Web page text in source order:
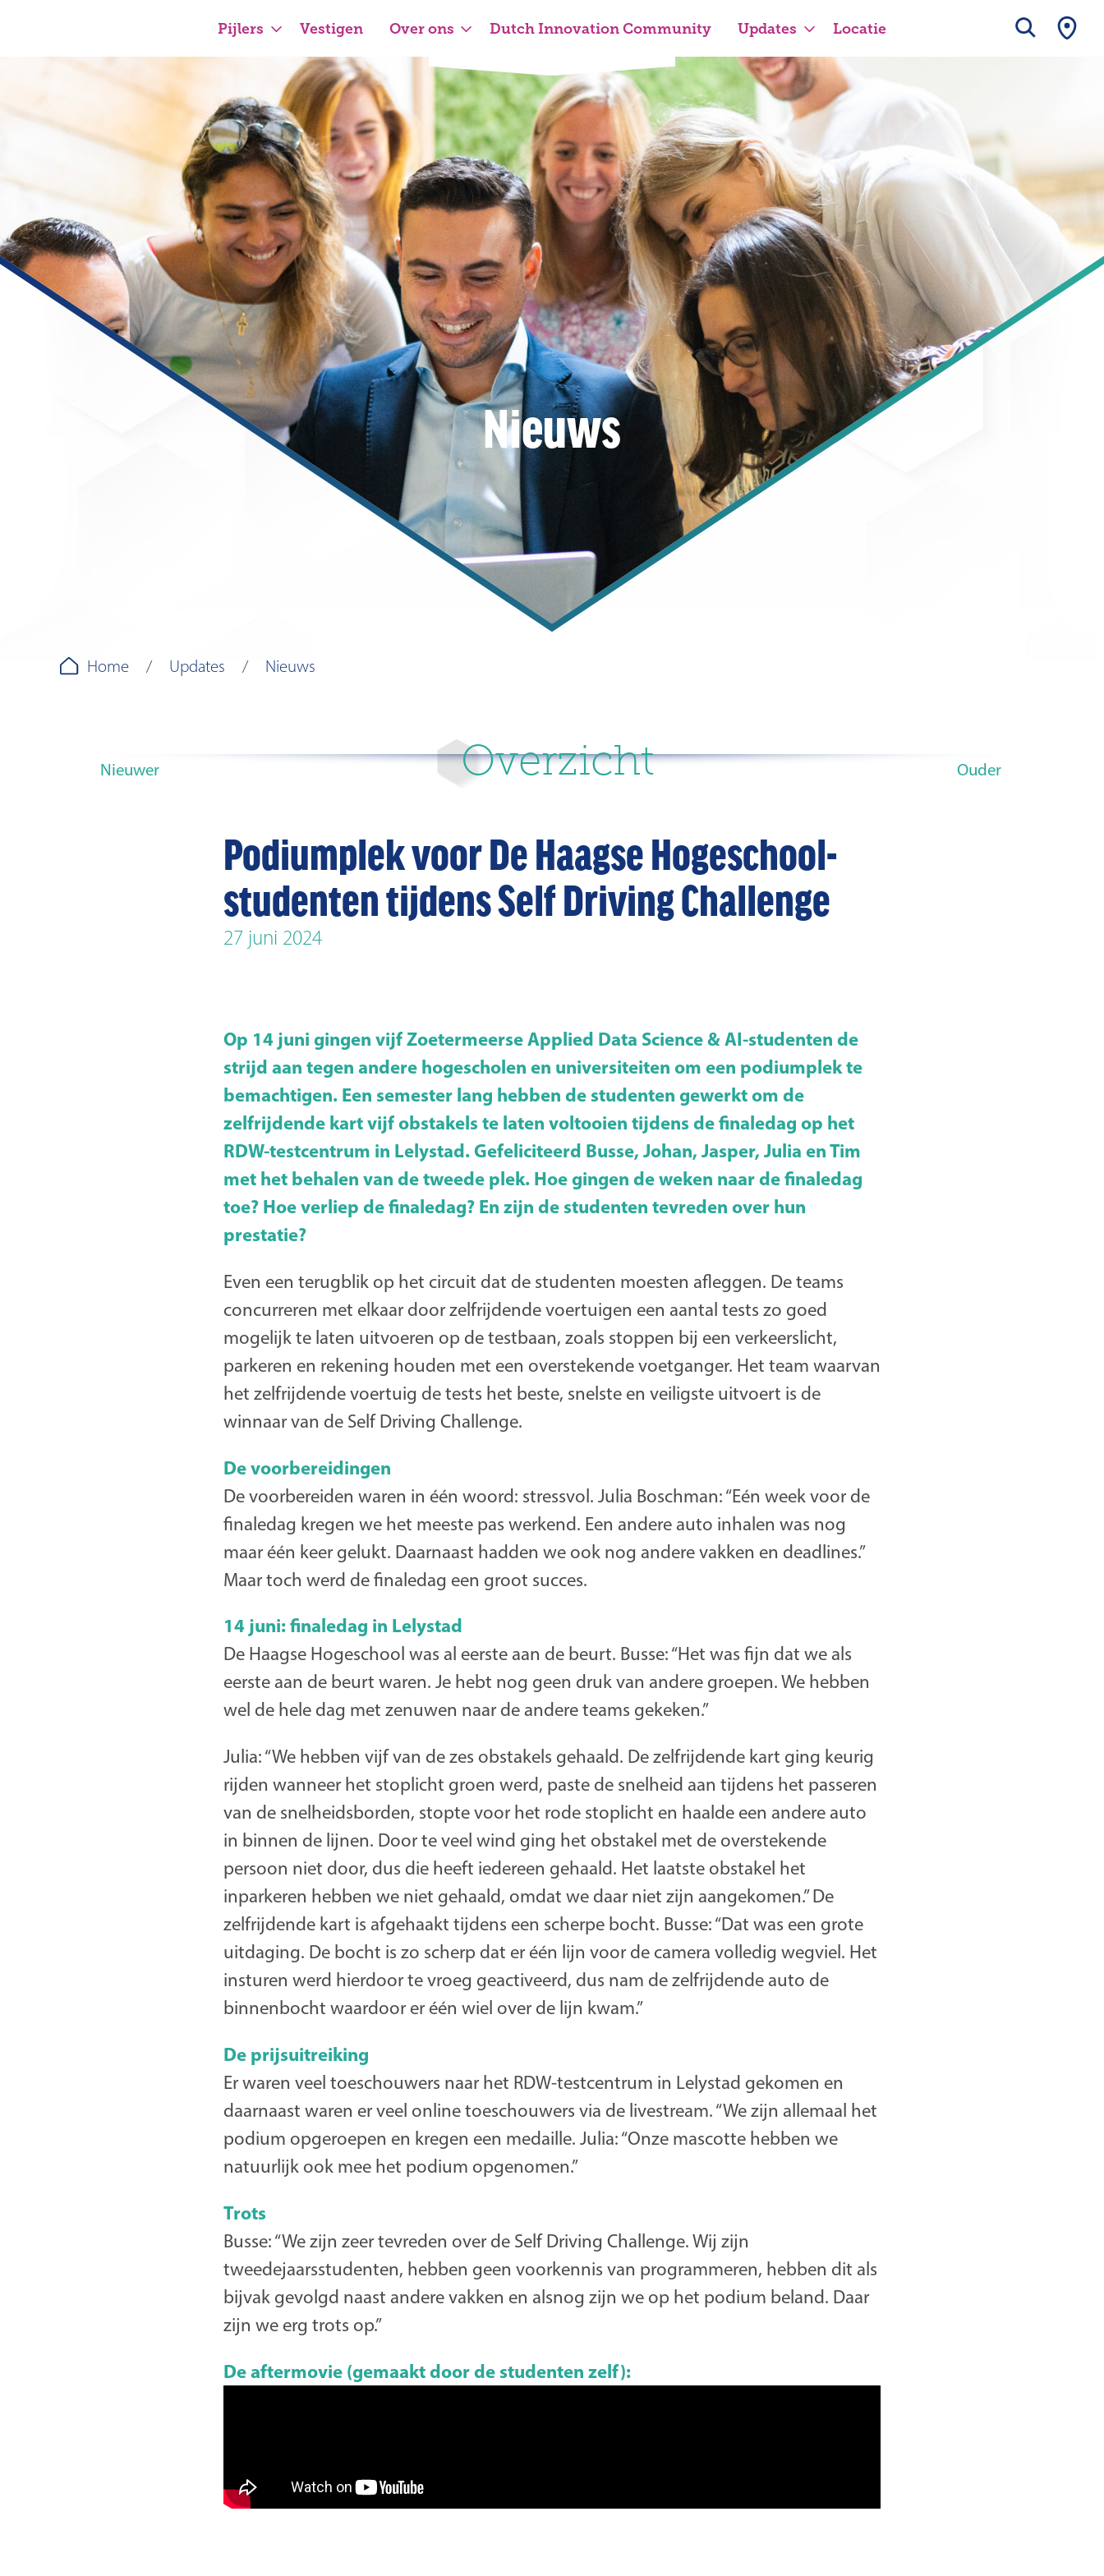
Pijlers Vestigen Over ons Dutch Innovation Community Updates Locatie
Nieuws
Home Updates Nieuws
Nieuwer Overzicht Ouder
Podiumplek voor De Haagse Hogeschool-
studenten tijdens Self Driving Challenge
27 juni 2024
Op 14 juni gingen vijf Zoetermeerse Applied Data Science & AI-studenten de
strijd aan tegen andere hogescholen en universiteiten om een podiumplek te
bemachtigen. Een semester lang hebben de studenten gewerkt om de
zelfrijdende kart vijf obstakels te laten voltooien tijdens de finaledag op het
RDW-testcentrum in Lelystad. Gefeliciteerd Busse, Johan, Jasper, Julia en Tim
met het behalen van de tweede plek. Hoe gingen de weken naar de finaledag
toe? Hoe verliep de finaledag? En zijn de studenten tevreden over hun
prestatie?
Even een terugblik op het circuit dat de studenten moesten afleggen. De teams
concurreren met elkaar door zelfrijdende voertuigen een aantal tests zo goed
mogelijk te laten uitvoeren op de testbaan, zoals stoppen bij een verkeerslicht,
parkeren en rekening houden met een overstekende voetganger. Het team waarvan
het zelfrijdende voertuig de tests het beste, snelste en veiligste uitvoert is de
winnaar van de Self Driving Challenge.
De voorbereidingen
De voorbereiden waren in één woord: stressvol. Julia Boschman: “Eén week voor de
finaledag kregen we het meeste pas werkend. Een andere auto inhalen was nog
maar één keer gelukt. Daarnaast hadden we ook nog andere vakken en deadlines.”
Maar toch werd de finaledag een groot succes.
14 juni: finaledag in Lelystad
De Haagse Hogeschool was al eerste aan de beurt. Busse: “Het was fijn dat we als
eerste aan de beurt waren. Je hebt nog geen druk van andere groepen. We hebben
wel de hele dag met zenuwen naar de andere teams gekeken.”
Julia: “We hebben vijf van de zes obstakels gehaald. De zelfrijdende kart ging keurig
rijden wanneer het stoplicht groen werd, paste de snelheid aan tijdens het passeren
van de snelheidsborden, stopte voor het rode stoplicht en haalde een andere auto
in binnen de lijnen. Door te veel wind ging het obstakel met de overstekende
persoon niet door, dus die heeft iedereen gehaald. Het laatste obstakel het
inparkeren hebben we niet gehaald, omdat we daar niet zijn aangekomen.” De
zelfrijdende kart is afgehaakt tijdens een scherpe bocht. Busse: “Dat was een grote
uitdaging. De bocht is zo scherp dat er één lijn voor de camera volledig wegviel. Het
insturen werd hierdoor te vroeg geactiveerd, dus nam de zelfrijdende auto de
binnenbocht waardoor er één wiel over de lijn kwam.”
De prijsuitreiking
Er waren veel toeschouwers naar het RDW-testcentrum in Lelystad gekomen en
daarnaast waren er veel online toeschouwers via de livestream. “We zijn allemaal het
podium opgeroepen en kregen een medaille. Julia: “Onze mascotte hebben we
natuurlijk ook mee het podium opgenomen.”
Trots
Busse: “We zijn zeer tevreden over de Self Driving Challenge. Wij zijn
tweedejaarsstudenten, hebben geen voorkennis van programmeren, hebben dit als
bijvak gevolgd naast andere vakken en alsnog zijn we op het podium beland. Daar
zijn we erg trots op.”
De aftermovie (gemaakt door de studenten zelf):